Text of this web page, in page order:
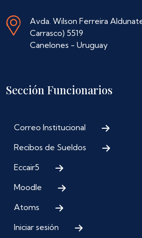
Avda. Wilson Ferreira
Carrasco) 5519
Canelones - Uruguay
Sección Funcionarios
Correo Institucional
Recibos de Sueldos
Eccair5
Moodle
Atoms
Iniciar sesión